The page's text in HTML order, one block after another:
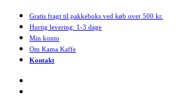
Gratis fragt til pakkeboks ved køb over 500 kr.
Hurtig levering: 1-3 dage
Min konto
Om Kama Kaffe
Kontakt